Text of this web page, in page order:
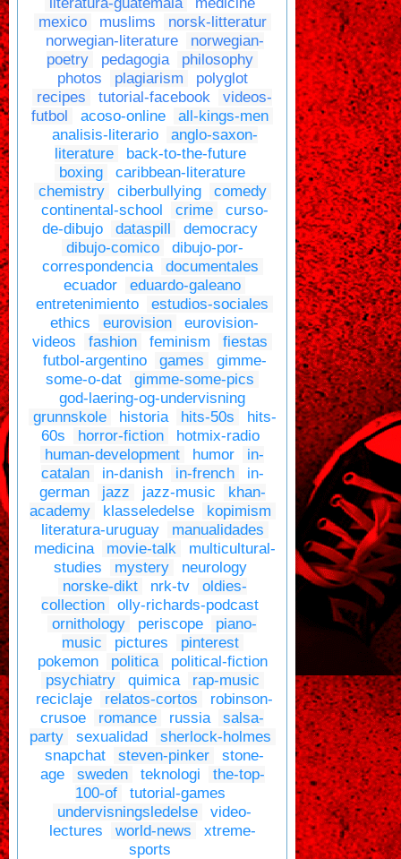
mexico
muslims
norsk-litteratur
norwegian-literature
norwegian-
poetry
pedagogia
philosophy
photos
plagiarism
polyglot
recipes
tutorial-facebook
videos-
futbol
acoso-online
all-kings-men
analisis-literario
anglo-saxon-
literature
back-to-the-future
boxing
caribbean-literature
chemistry
ciberbullying
comedy
continental-school
crime
curso-
de-dibujo
dataspill
democracy
dibujo-comico
dibujo-por-
correspondencia
documentales
ecuador
eduardo-galeano
entretenimiento
estudios-sociales
ethics
eurovision
eurovision-
videos
fashion feminism
fiestas
futbol-argentino
games
gimme-
some-o-dat
gimme-some-pics
god-laering-og-undervisning
grunnskole
historia hits-50s
hits-
60s
horror-fiction
hotmix-radio
human-development
humor
in-
catalan
in-danish in-french
in-
german
jazz jazz-music
khan-
academy
klasseledelse
kopimism
literatura-uruguay
manualidades
medicina
movie-talk
multicultural-
studies
mystery
neurology
norske-dikt
nrk-tv
oldies-
collection
olly-richards-podcast
ornithology
periscope
piano-
music
pictures
pinterest
pokemon
politica
political-fiction
psychiatry
quimica
rap-music
reciclaje
relatos-cortos
robinson-
crusoe
romance russia
salsa-
party
sexualidad
sherlock-holmes
snapchat
steven-pinker
stone-
age
sweden teknologi
the-top-
100-of
tutorial-games
undervisningsledelse
video-
lectures
world-news
xtreme-
sports